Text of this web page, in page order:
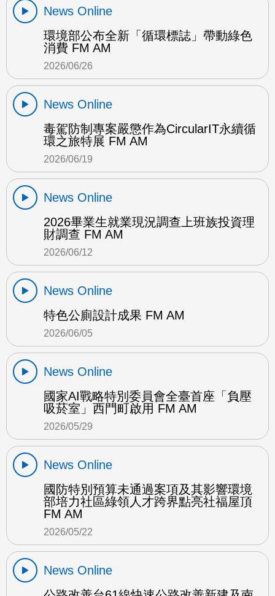
News Online
環境部公布全新「循環標誌」帶動綠色
消費 FM AM
2026/06/26
News Online
毒駕防制專案嚴懲作為CircularIT永續循
環之旅特展 FM AM
2026/06/19
News Online
2026畢業生就業現況調查上班族投資理
財調查 FM AM
2026/06/12
News Online
特色公廁設計成果 FM AM
2026/06/05
News Online
國家AI戰略特別委員會全臺首座「負壓
吸菸室」西門町啟用 FM AM
2026/05/29
News Online
國防特別預算未通過案項及其影響環境
部培力社區綠領人才跨界點亮社福屋頂
FM AM
2026/05/22
News Online